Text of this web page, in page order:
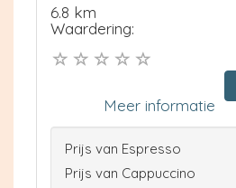
6.8 km
Waardering:
Meer informatie
Prijs van Espresso
Prijs van Cappuccino